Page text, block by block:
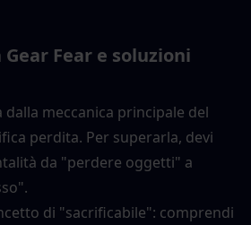
Fear e soluzioni
meccanica principale del
perdita. Per superarla, devi
da "perdere oggetti" a
di "sacrificabile": comprendi